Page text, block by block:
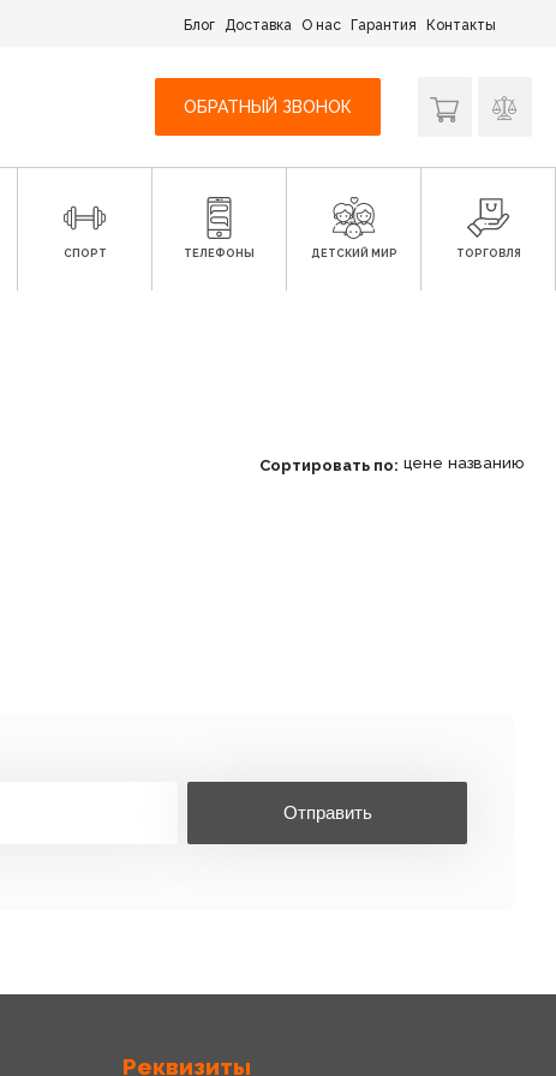
Блог Доставка О нас Гарантия Контакты
ОБРАТНЫЙ ЗВОНОК
СПОРТ ТЕЛЕФОНЫ ДЕТСКИЙ МИР ТОРГОВЛЯ
Сортировать по: цене названию
Отправить
Реквизиты